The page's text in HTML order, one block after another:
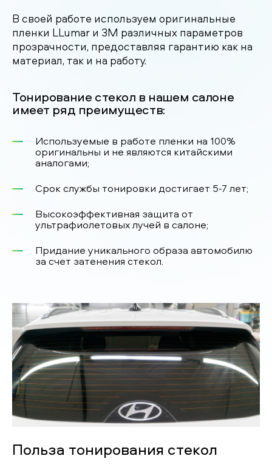
В своей работе используем оригинальные
пленки LLumar и 3M различных параметров
прозрачности, предоставляя гарантию как на
материал, так и на работу.
Тонирование стекол в нашем салоне
имеет ряд преимуществ:
Используемые в работе пленки на 100%
оригинальны и не являются китайскими
аналогами;
Срок службы тонировки достигает 5-7 лет;
Высокоэффективная защита от
ультрафиолетовых лучей в салоне;
Придание уникального образа автомобилю
за счет затенения стекол.
Польза тонирования стекол